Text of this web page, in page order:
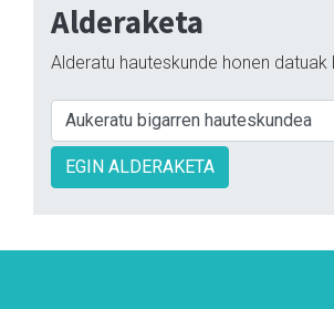
Alderaketa
Alderatu hauteskunde honen
EGIN ALDERAKETA